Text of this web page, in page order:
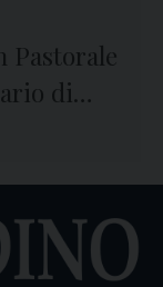
Pastorale
di